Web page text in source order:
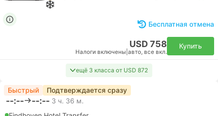
Бесплатная отмена
USD 758
Налоги включены авто, все вкл.
Купить
ещё 3 класса от USD 872
Быстрый Подтверждается сразу
--:-- --:-- 3 ч. 36 м.